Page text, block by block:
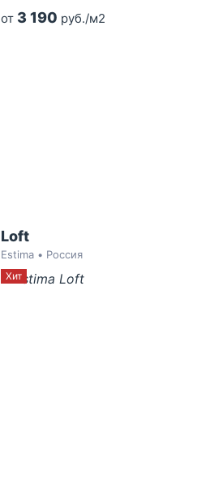
от 3 190 руб./м2
Loft
Estima • Россия
Хит